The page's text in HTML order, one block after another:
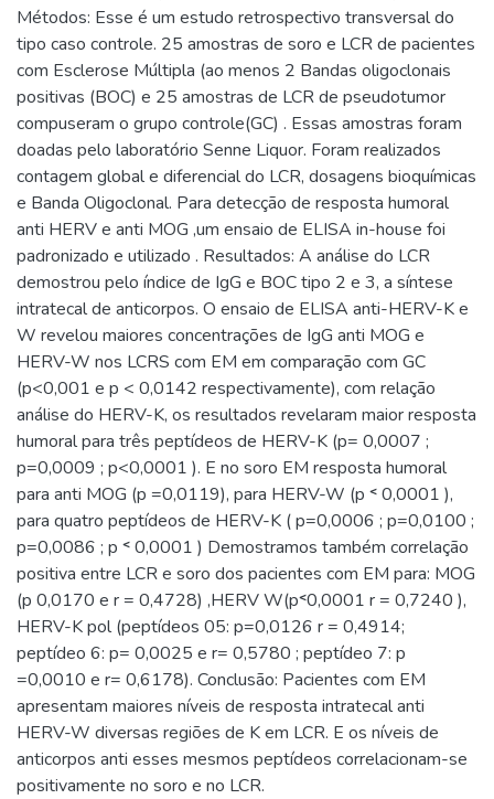
Métodos: Esse é um estudo retrospectivo transversal do
tipo caso controle. 25 amostras de soro e LCR de pacientes
com Esclerose Múltipla (ao menos 2 Bandas oligoclonais
positivas (BOC) e 25 amostras de LCR de pseudotumor
compuseram o grupo controle(GC) . Essas amostras foram
doadas pelo laboratório Senne Liquor. Foram realizados
contagem global e diferencial do LCR, dosagens bioquímicas
e Banda Oligoclonal. Para detecção de resposta humoral
anti HERV e anti MOG ,um ensaio de ELISA in-house foi
padronizado e utilizado . Resultados: A análise do LCR
demostrou pelo índice de IgG e BOC tipo 2 e 3, a síntese
intratecal de anticorpos. O ensaio de ELISA anti-HERV-K e
W revelou maiores concentrações de IgG anti MOG e
HERV-W nos LCRS com EM em comparação com GC
(p<0,001 e p < 0,0142 respectivamente), com relação
análise do HERV-K, os resultados revelaram maior resposta
humoral para três peptídeos de HERV-K (p= 0,0007 ;
p=0,0009 ; p<0,0001 ). E no soro EM resposta humoral
para anti MOG (p =0,0119), para HERV-W (p ˂ 0,0001 ),
para quatro peptídeos de HERV-K ( p=0,0006 ; p=0,0100 ;
p=0,0086 ; p ˂ 0,0001 ) Demostramos também correlação
positiva entre LCR e soro dos pacientes com EM para: MOG
(p 0,0170 e r = 0,4728) ,HERV W(p˂0,0001 r = 0,7240 ),
HERV-K pol (peptídeos 05: p=0,0126 r = 0,4914;
peptídeo 6: p= 0,0025 e r= 0,5780 ; peptídeo 7: p
=0,0010 e r= 0,6178). Conclusão: Pacientes com EM
apresentam maiores níveis de resposta intratecal anti
HERV-W diversas regiões de K em LCR. E os níveis de
anticorpos anti esses mesmos peptídeos correlacionam-se
positivamente no soro e no LCR.